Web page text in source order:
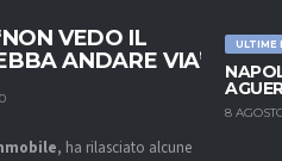
ULTIME
8
VEDO IL
ANDARE VIA”
0
, ha rilasciato alcune